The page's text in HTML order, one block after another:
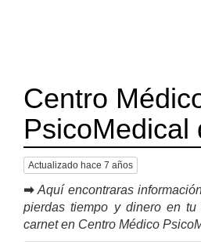
Centro
PsicoMedical
Actualizado hace 7 años
➡ Aquí encontraras
pierdas tiempo y dinero en tu
carnet en Centro Médico